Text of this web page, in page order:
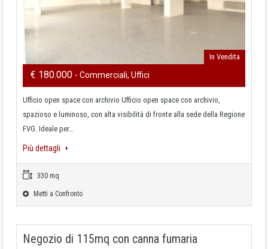
In Vendita
€ 180.000 - Commerciali, Uffici
Ufficio open space con archivio Ufficio open space con archivio,
spazioso e luminoso, con alta visibilità di fronte alla sede della Regione
FVG. Ideale per…
Più dettagli
330 mq
Metti a Confronto
Negozio di 115mq con canna fumaria